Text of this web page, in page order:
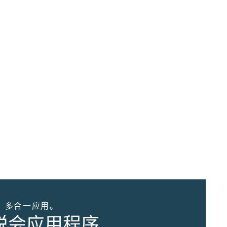
合一应用。